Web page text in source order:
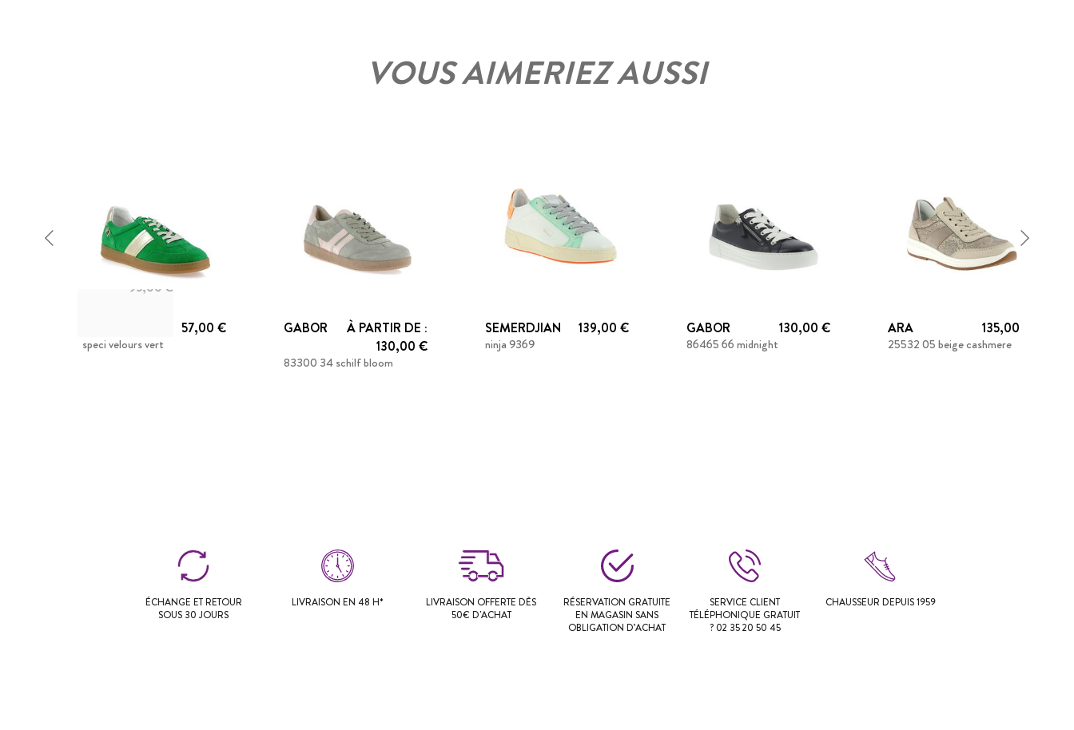
VOUS AIMERIEZ AUSSI
95,00 €
57,00 €
speci velours vert
GABOR
À PARTIR DE :
130,00 €
83300 34 schilf bloom
SEMERDJIAN 139,00 €
ninja 9369
GABOR 130,00 €
86465 66 midnight
ARA 135,00 €
25532 05 beige cashmere
ÉCHANGE ET RETOUR
SOUS 30 JOURS
LIVRAISON EN 48 H*
LIVRAISON OFFERTE DÈS
50€ D'ACHAT
RÉSERVATION GRATUITE
EN MAGASIN SANS
OBLIGATION D’ACHAT
SERVICE CLIENT
TÉLÉPHONIQUE GRATUIT
? 02 35 20 50 45
CHAUSSEUR DEPUIS 1959